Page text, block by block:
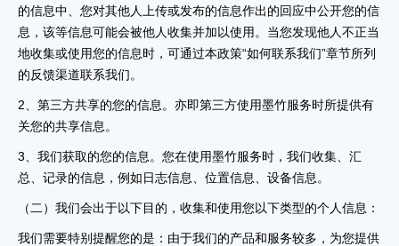
的信息中、您对其他人上传或发布的信息作出的回应中公开您的信
息，该等信息可能会被他人收集并加以使用。当您发现他人不正当
地收集或使用您的信息时，可通过本政策“如何联系我们”章节所列
的反馈渠道联系我们。
2、第三方共享的您的信息。亦即第三方使用墨竹服务时所提供有
关您的共享信息。
3、我们获取的您的信息。您在使用墨竹服务时，我们收集、汇
总、记录的信息，例如日志信息、位置信息、设备信息。
（二）我们会出于以下目的，收集和使用您以下类型的个人信息：
我们需要特别提醒您的是：由于我们的产品和服务较多，为您提供